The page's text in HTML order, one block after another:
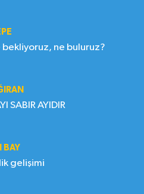
bekliyoruz, ne buluruz?
SABIR AYIDIR
BAY
gelişimi